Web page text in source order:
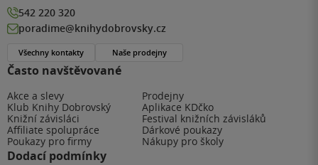
Často navštěvované
Akce a slevy
Prodejny
Klub Knihy Dobrovský
Aplikace KDčko
Knižní závisláci
Festival knižních závisláků
Affiliate spolupráce
Dárkové poukazy
Poukazy pro firmy
Nákupy pro školy
Dodací podmínky
542 220 320
poradime@knihydobrovsky.cz
Všechny kontakty Naše prodejny